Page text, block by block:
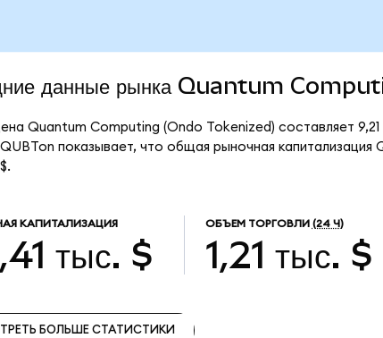
данные рынка Quantum
Quantum Computing (Ondo Tokenized) составляет
показывает, что общая рыночная
КАПИТАЛИЗАЦИЯ
тыс. $
ОБЪЕМ ТОРГОВЛИ (24 Ч)
1,21 тыс. $
БОЛЬШЕ СТАТИСТИКИ